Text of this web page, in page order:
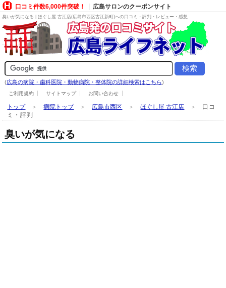
口コミ件数6,000件突破！ 広島サロンのクーポンサイト
臭いが気になる | ほぐし屋 古江店(広島市西区古江新町)への口コミ・評判・レビュー・感想
(広島の病院・歯科医院・動物病院・整体院の詳細検索はこちら)
ご利用規約 サイトマップ お問い合わせ
トップ＞病院トップ＞ 広島市西区 ＞ほぐし屋 古江店 ＞ 口コ
ミ・評判
臭いが気になる